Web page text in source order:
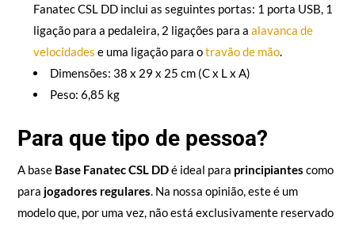
Fanatec CSL DD inclui as seguintes portas: 1 porta USB, 1
ligação para a pedaleira, 2 ligações para a alavanca de
velocidades e uma ligação para otravão de mão.
Dimensões: 38 x 29 x 25 cm (C x L x A)
Peso: 6,85 kg
Para que tipo de pessoa?
A base Base Fanatec CSL DDé ideal para principiantes como
para jogadores regulares. Na nossa opinião, este é um
modelo que, por uma vez, não está exclusivamente reservado